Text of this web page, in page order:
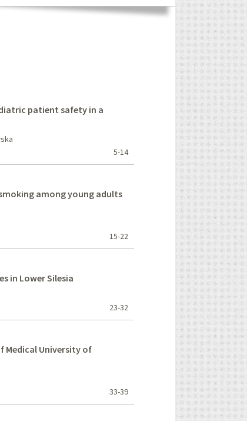
patient safety in a
5-14
among young adults
15-22
in Lower Silesia
23-32
Medical University of
33-39